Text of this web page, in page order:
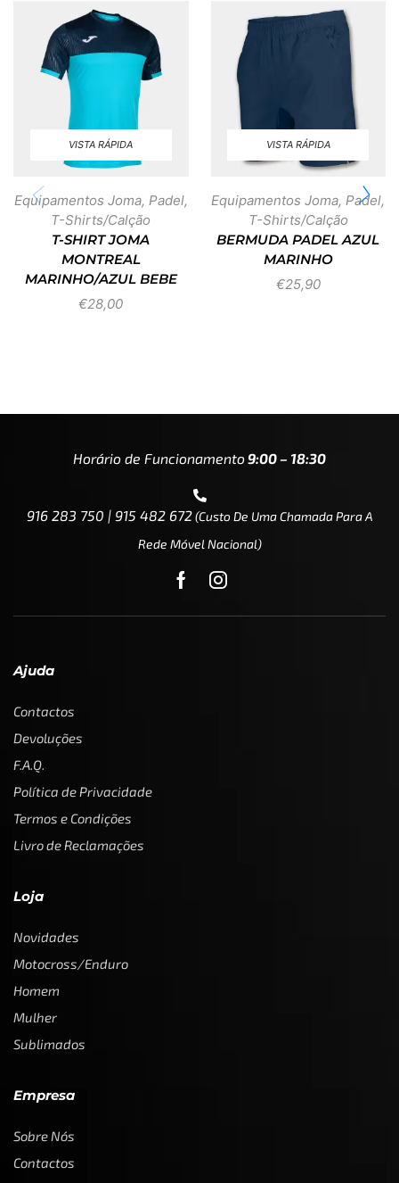
VISTA RÁPIDA
Equipamentos Joma, Padel,
T-Shirts/Calção
T-SHIRT JOMA
MONTREAL
MARINHO/AZUL BEBE
€28,00
VISTA RÁPIDA
Equipamentos Joma, Padel,
T-Shirts/Calção
BERMUDA PADEL AZUL
MARINHO
€25,90
Horário de Funcionamento9:00 – 18:30
916 283 750 | 915 482 672(custo De Uma Chamada Para A
Rede Móvel Nacional)
Ajuda
Contactos
Devoluções
F.A.Q.
Política de Privacidade
Termos e Condições
Livro de Reclamações
Loja
Novidades
Motocross/Enduro
Homem
Mulher
Sublimados
Empresa
Sobre Nós
Contactos